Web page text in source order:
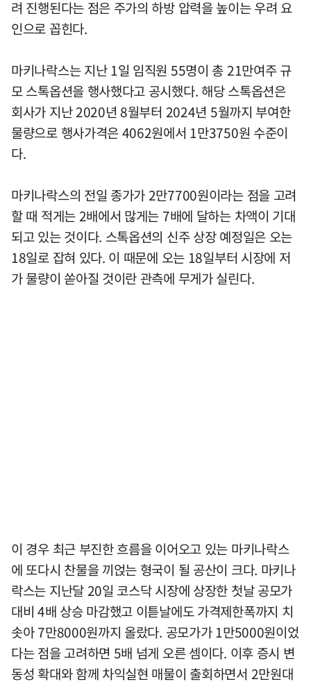
려 진행된다는 점은 주가의 하방 압력을 높이는 우려 요
인으로 꼽힌다.
마키나락스는 지난 1일 임직원 55명이 총 21만여주 규
모 스톡옵션을 행사했다고 공시했다. 해당 스톡옵션은
회사가 지난 2020년 8월부터 2024년 5월까지 부여한
물량으로 행사가격은 4062원에서 1만3750원 수준이
다.
마키나락스의 전일 종가가 2만7700원이라는 점을 고려
할 때 적게는 2배에서 많게는 7배에 달하는 차액이 기대
되고 있는 것이다. 스톡옵션의 신주 상장 예정일은 오는
18일로 잡혀 있다. 이 때문에 오는 18일부터 시장에 저
가 물량이 쏟아질 것이란 관측에 무게가 실린다.
이 경우 최근 부진한 흐름을 이어오고 있는 마키나락스
에 또다시 찬물을 끼얹는 형국이 될 공산이 크다. 마키나
락스는 지난달 20일 코스닥 시장에 상장한 첫날 공모가
대비 4배 상승 마감했고 이튿날에도 가격제한폭까지 치
솟아 7만8000원까지 올랐다. 공모가가 1만5000원이었
다는 점을 고려하면 5배 넘게 오른 셈이다. 이후 증시 변
동성 확대와 함께 차익실현 매물이 출회하면서 2만원대